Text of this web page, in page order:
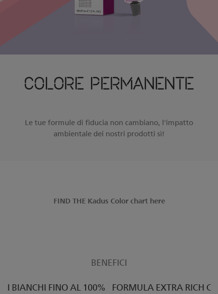
COLORE PERMANENTE
Le tue formule di fiducia non cambiano, l'impatto
ambientale dei nostri prodotti sì!
FIND THE Kadus Color chart here
BENEFICI
FORMULA EXTRA RICH CRÈME CON CERE E LIPIDI